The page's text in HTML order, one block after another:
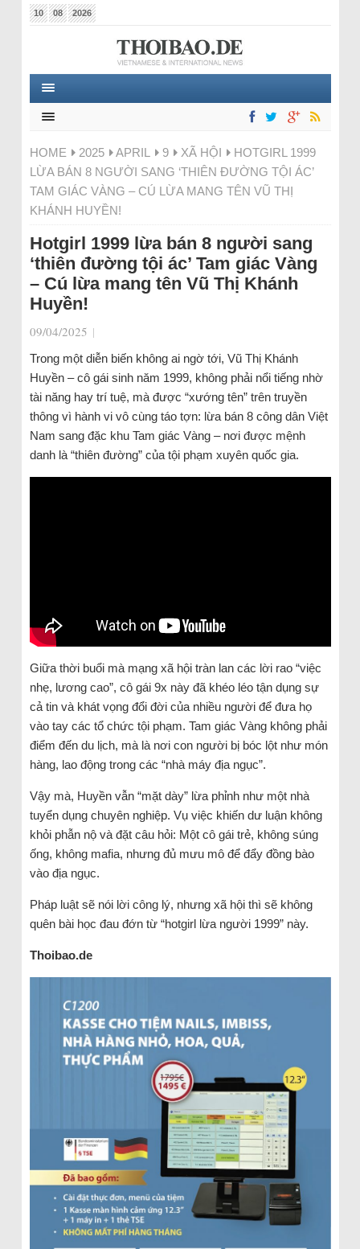
10 08 2026
HOME 2025 APRIL 9 XÃ HỘI
HOTGIRL 1999
LỪA BÁN 8 NGƯỜI SANG ‘THIÊN ĐƯỜNG TỘI ÁC’
TAM GIÁC VÀNG – CÚ LỪA MANG TÊN VŨ THỊ
KHÁNH HUYỀN!
Hotgirl 1999 lừa bán 8 người sang
‘thiên đường tội ác’ Tam giác Vàng
– Cú lừa mang tên Vũ Thị Khánh
Huyền!
09/04/2025 |
Trong một diễn biến không ai ngờ tới, Vũ Thị Khánh
Huyền – cô gái sinh năm 1999, không phải nổi tiếng nhờ
tài năng hay trí tuệ, mà được “xướng tên” trên truyền
thông vì hành vi vô cùng táo tợn: lừa bán 8 công dân Việt
Nam sang đặc khu Tam giác Vàng – nơi được mệnh
danh là “thiên đường” của tội phạm xuyên quốc gia.
Giữa thời buổi mà mạng xã hội tràn lan các lời rao “việc
nhẹ, lương cao”, cô gái 9x này đã khéo léo tận dụng sự
cả tin và khát vọng đổi đời của nhiều người để đưa họ
vào tay các tổ chức tội phạm. Tam giác Vàng không phải
điểm đến du lịch, mà là nơi con người bị bóc lột như món
hàng, lao động trong các “nhà máy địa ngục”.
Vậy mà, Huyền vẫn “mặt dày” lừa phỉnh như một nhà
tuyển dụng chuyên nghiệp. Vụ việc khiến dư luận không
khỏi phẫn nộ và đặt câu hỏi: Một cô gái trẻ, không súng
ống, không mafia, nhưng đủ mưu mô để đẩy đồng bào
vào địa ngục.
Pháp luật sẽ nói lời công lý, nhưng xã hội thì sẽ không
quên bài học đau đớn từ “hotgirl lừa người 1999” này.
Thoibao.de